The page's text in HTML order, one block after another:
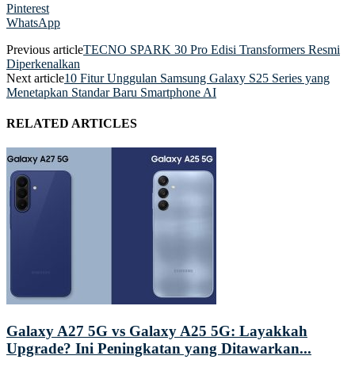
Pinterest
WhatsApp
Previous articleTECNO SPARK 30 Pro Edisi Transformers Resmi
Diperkenalkan
Next article10 Fitur Unggulan Samsung Galaxy S25 Series yang
Menetapkan Standar Baru Smartphone AI
RELATED ARTICLES
Galaxy A27 5G vs Galaxy A25 5G: Layakkah
Upgrade? Ini Peningkatan yang Ditawarkan...